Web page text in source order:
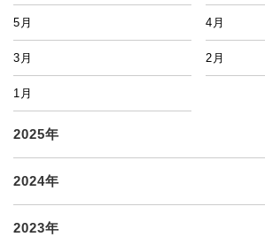
5月 4月
3月 2月
1月
2025年
2024年
2023年